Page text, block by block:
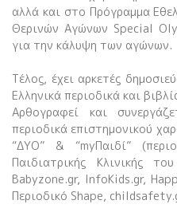
αλλά και στο Πρόγραμμα
Θερινών Αγώνων Special
για την κάλυψη των αγώνων.
Τέλος, έχει αρκετές
Ελληνικά περιοδικά και
Αρθογραφεί και
περιοδικά επιστημονικού
“ΔΥΟ” & “myΠαιδί”
Παιδιατρικής Κλινικής
Babyzone.gr, InfoKids.gr,
Περιοδικό Shape,